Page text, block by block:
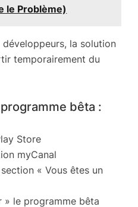
le Problème)
la solution
temporairement du
bêta :
Store
myCanal
section « Vous êtes un
» le programme bêta